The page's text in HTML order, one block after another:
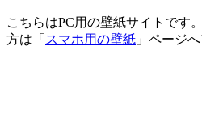
こちらはPC用の壁紙サイトです
方は「 スマホ用の壁紙 」ページ